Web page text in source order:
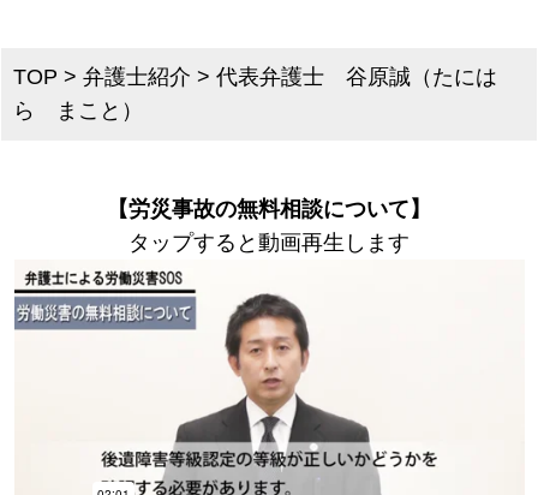
TOP >弁護士紹介 >代表弁護士 谷原誠（たには
ら まこと）
【労災事故の無料相談について】
タップすると動画再生します